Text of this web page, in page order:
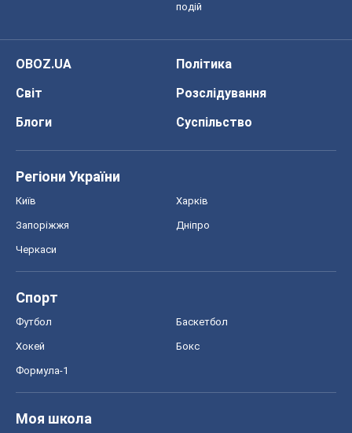
подій
OBOZ.UA
Політика
Світ
Розслідування
Блоги
Суспільство
Регіони України
Київ Харків
Запоріжжя Дніпро
Черкаси
Спорт
Футбол Баскетбол
Хокей Бокс
Формула-1
Моя школа